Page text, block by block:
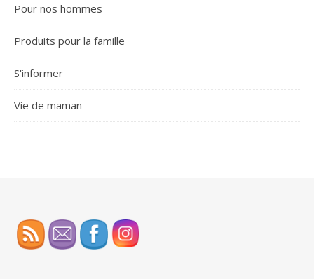
Pour nos hommes
Produits pour la famille
S'informer
Vie de maman